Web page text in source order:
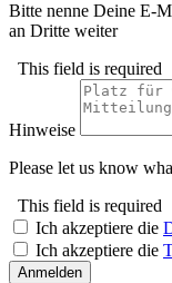
Bitte nenne Deine E-
an Dritte weiter
This field is required
Hinweise
Please let us know
This field is required
Ich akzeptiere die
Ich akzeptiere die
Anmelden